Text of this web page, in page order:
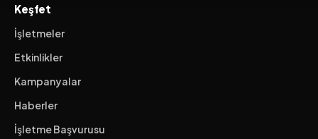
Keşfet
İşletmeler
Etkinlikler
Kampanyalar
Haberler
İşletme Başvurusu